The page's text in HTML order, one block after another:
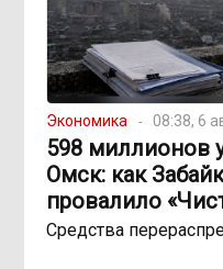
Экономика 08:38, 6
598 миллионов
Омск: как
провалило
Средства